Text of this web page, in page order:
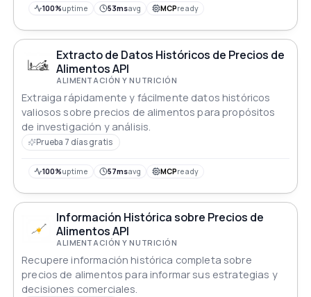
100%uptime 53msavg MCPready
Extracto de Datos Históricos de Precios de
Alimentos API
ALIMENTACIÓN Y NUTRICIÓN
Extraiga rápidamente y fácilmente datos históricos
valiosos sobre precios de alimentos para propósitos
de investigación y análisis.
Prueba 7 días gratis
100%uptime 57msavg MCPready
Información Histórica sobre Precios de
Alimentos API
ALIMENTACIÓN Y NUTRICIÓN
Recupere información histórica completa sobre
precios de alimentos para informar sus estrategias y
decisiones comerciales.